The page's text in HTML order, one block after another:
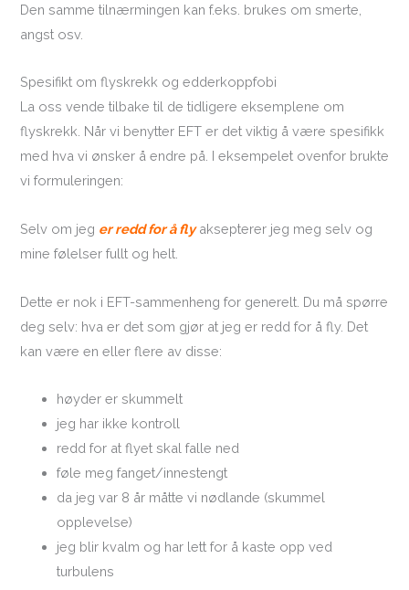
Den samme tilnærmingen kan f.eks. brukes om smerte,
angst osv.
Spesifikt om flyskrekk og edderkoppfobi
La oss vende tilbake til de tidligere eksemplene om
flyskrekk. Når vi benytter EFT er det viktig å være spesifikk
med hva vi ønsker å endre på. I eksempelet ovenfor brukte
vi formuleringen:
Selv om jeg er redd for å fly aksepterer jeg meg selv og
mine følelser fullt og helt.
Dette er nok i EFT-sammenheng for generelt. Du må spørre
deg selv: hva er det som gjør at jeg er redd for å fly. Det
kan være en eller flere av disse:
høyder er skummelt
jeg har ikke kontroll
redd for at flyet skal falle ned
føle meg fanget/innestengt
da jeg var 8 år måtte vi nødlande (skummel
opplevelse)
jeg blir kvalm og har lett for å kaste opp ved
turbulens